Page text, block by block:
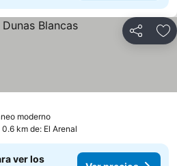
Compartir
modernoVer precios
precios
0.6 km de: El Arenal
ver los